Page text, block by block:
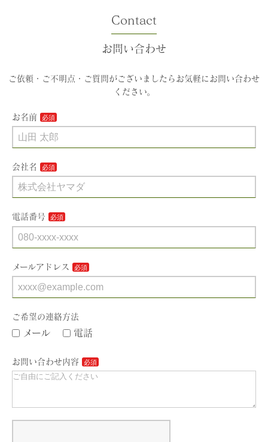
Contact
お問い合わせ
ご依頼・ご不明点・ご質問がございましたらお気軽にお問い合わせ
ください。
お名前
会社名
電話番号
メールアドレス
ご希望の連絡方法
メール 電話
お問い合わせ内容